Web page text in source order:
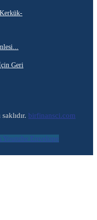
Geri
birfinansci.com
Youtube Envelope